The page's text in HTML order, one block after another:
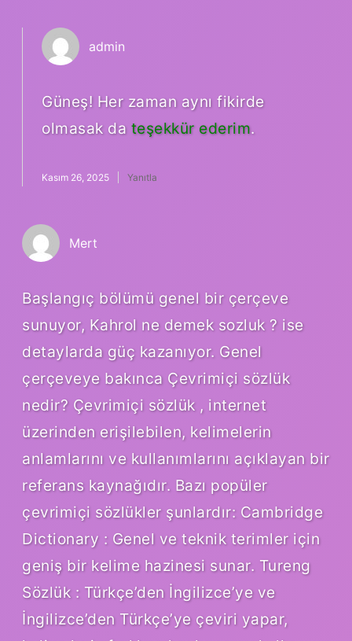
admin
Güneş! Her zaman aynı fikirde
olmasak da teşekkür ederim.
Kasım 26, 2025 Yanıtla
Mert
Başlangıç bölümü genel bir çerçeve
sunuyor, Kahrol ne demek sozluk ? ise
detaylarda güç kazanıyor. Genel
çerçeveye bakınca Çevrimiçi sözlük
nedir? Çevrimiçi sözlük , internet
üzerinden erişilebilen, kelimelerin
anlamlarını ve kullanımlarını açıklayan bir
referans kaynağıdır. Bazı popüler
çevrimiçi sözlükler şunlardır: Cambridge
Dictionary : Genel ve teknik terimler için
geniş bir kelime hazinesi sunar. Tureng
Sözlük : Türkçe’den İngilizce’ye ve
İngilizce’den Türkçe’ye çeviri yapar,